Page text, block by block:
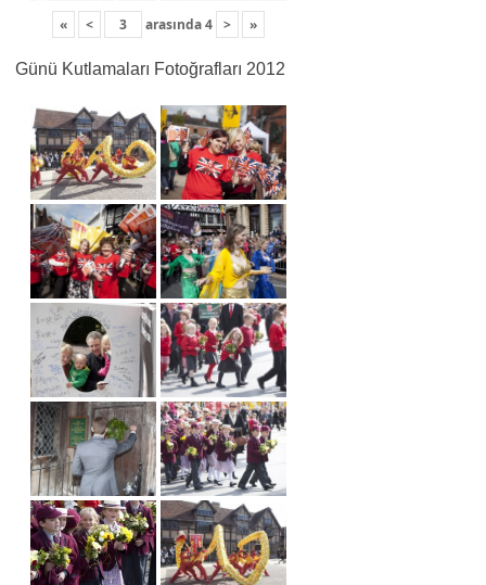
« < arasında4 > »
Günü Kutlamaları Fotoğrafları 2012